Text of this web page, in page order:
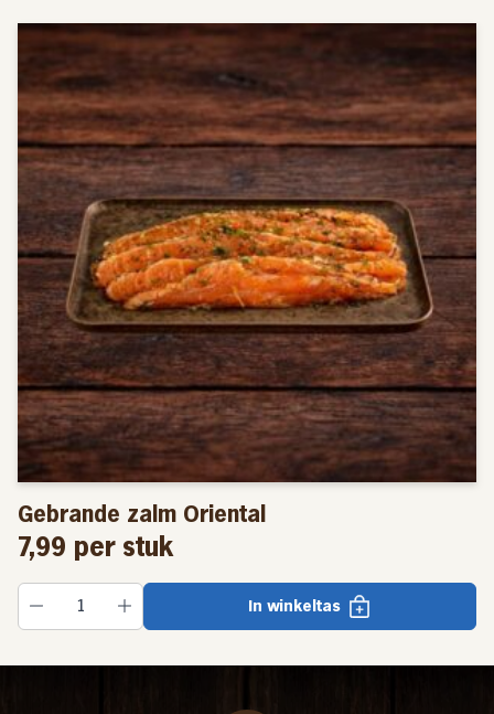
Allergenen: eiwit, eigeel, ei, tarwe, schaaldier,
schaaldieren, vis, soja, selderij, mosterd
Gebrande zalm Oriental
7,99 per stuk
In winkeltas